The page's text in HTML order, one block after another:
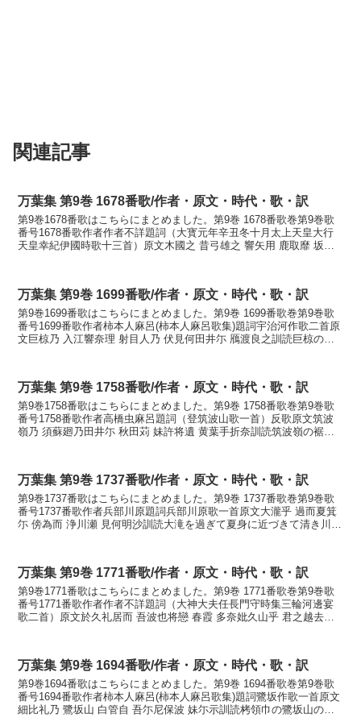
関連記事
万葉集 第9巻 1678番歌/作者・原文・時代・歌・訳
第9巻1678番歌はこちらにまとめました。第9巻 1678番歌巻第9巻歌
番号1678番歌作者作者不詳題詞（大寳元年辛丑冬十月太上天皇大行
天皇幸紀伊國時歌十三首）原文木國之 昔弓雄之 響矢用 鹿取靡 坂上
万葉集 第9巻 1699番歌/作者・原文・時代・歌・訳
第9巻1699番歌はこちらにまとめました。第9巻 1699番歌巻第9巻歌
番号1699番歌作者柿本人麻呂(柿本人麻呂歌集)題詞宇治河作歌二首原
文巨椋乃 入江響奈理 射目人乃 伏見何田井尓 鴈渡良之訓読巨椋の入
万葉集 第9巻 1758番歌/作者・原文・時代・歌・訳
第9巻1758番歌はこちらにまとめました。第9巻 1758番歌巻第9巻歌
番号1758番歌作者高橋虫麻呂題詞（登筑波山歌一首）反歌原文筑波
嶺乃 須蘇廻乃田井尓 秋田苅 妹許将遺 黄葉手折奈訓読筑波嶺の裾廻
万葉集 第9巻 1737番歌/作者・原文・時代・歌・訳
第9巻1737番歌はこちらにまとめました。第9巻 1737番歌巻第9巻歌
番号1737番歌作者兵部川原題詞兵部川原歌一首原文大瀧乎 過而夏箕
尓 傍為而 浄川瀬 見何明沙訓読大滝を過ぎて夏身に近づきて清き川瀬
万葉集 第9巻 1771番歌/作者・原文・時代・歌・訳
第9巻1771番歌はこちらにまとめました。第9巻 1771番歌巻第9巻歌
番号1771番歌作者作者不詳題詞（大神大夫任長門守時集三輪河邊宴
歌二首）原文於久礼居而 吾波也将戀 春霞 多奈妣久山乎 君之越去者
万葉集 第9巻 1694番歌/作者・原文・時代・歌・訳
第9巻1694番歌はこちらにまとめました。第9巻 1694番歌巻第9巻歌
番号1694番歌作者柿本人麻呂(柿本人麻呂歌集)題詞鷺坂作歌一首原文
細比礼乃 鷺坂山 白管自 吾尓尼保波 妹尓示訓読栲領巾の鷺坂山の白